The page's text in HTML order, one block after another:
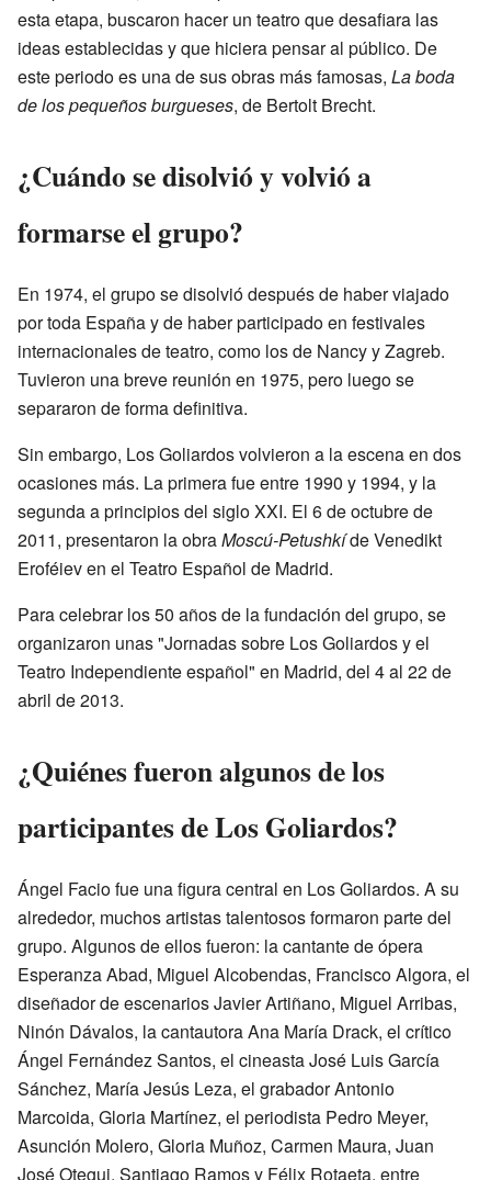
esta etapa, buscaron hacer un teatro que desafiara las
ideas establecidas y que hiciera pensar al público. De
este periodo es una de sus obras más famosas, La boda
de los pequeños burgueses, de Bertolt Brecht.
¿Cuándo se disolvió y volvió a
formarse el grupo?
En 1974, el grupo se disolvió después de haber viajado
por toda España y de haber participado en festivales
internacionales de teatro, como los de Nancy y Zagreb.
Tuvieron una breve reunión en 1975, pero luego se
separaron de forma definitiva.
Sin embargo, Los Goliardos volvieron a la escena en dos
ocasiones más. La primera fue entre 1990 y 1994, y la
segunda a principios del siglo XXI. El 6 de octubre de
2011, presentaron la obraMoscú-Petushkíde Venedikt
Eroféiev en el Teatro Español de Madrid.
Para celebrar los 50 años de la fundación del grupo, se
organizaron unas "Jornadas sobre Los Goliardos y el
Teatro Independiente español" en Madrid, del 4 al 22 de
abril de 2013.
¿Quiénes fueron algunos de los
participantes de Los Goliardos?
Ángel Facio fue una figura central en Los Goliardos. A su
alrededor, muchos artistas talentosos formaron parte del
grupo. Algunos de ellos fueron: la cantante de ópera
Esperanza Abad, Miguel Alcobendas, Francisco Algora, el
diseñador de escenarios Javier Artiñano, Miguel Arribas,
Ninón Dávalos, la cantautora Ana María Drack, el crítico
Ángel Fernández Santos, el cineasta José Luis García
Sánchez, María Jesús Leza, el grabador Antonio
Marcoida, Gloria Martínez, el periodista Pedro Meyer,
Asunción Molero, Gloria Muñoz, Carmen Maura, Juan
José Otegui, Santiago Ramos y Félix Rotaeta, entre